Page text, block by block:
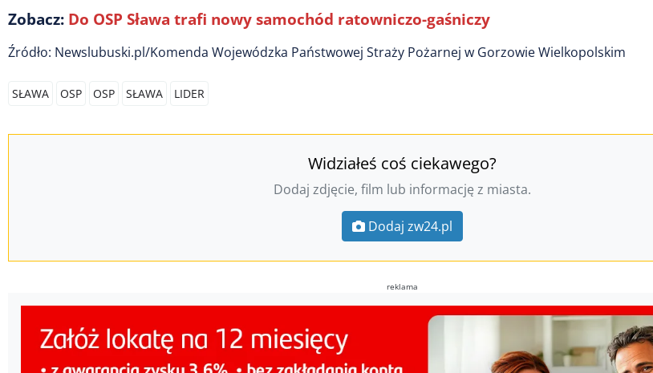
Zobacz: Do OSP Sława trafi nowy samochód ratowniczo-gaśniczy
Źródło: Newslubuski.pl/Komenda Wojewódzka Państwowej Straży Pożarnej w Gorzowie Wielkopolskim
SŁAWA OSP OSP SŁAWA LIDER
Widziałeś coś ciekawego?
Dodaj zdjęcie, film lub informację z miasta.
Dodaj zw24.pl
reklama